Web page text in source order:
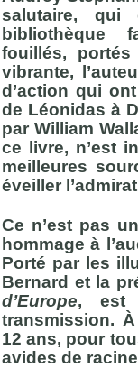
salutaire, qui
bibliothèque
fouillés,
vibrante,
d’action qui
de Léonidas à
par William
ce livre, n’est
meilleures
éveiller
Ce n’est pas
hommage à
Porté par les
Bernard et la
d’Europe, est
transmission.
12 ans, pour
avides de